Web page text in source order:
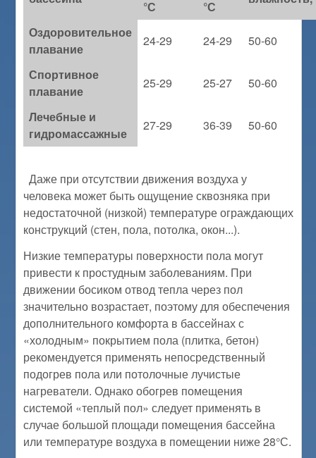
°С °С
Оздоровительное
плавание
24-29 24-29 50-60
Спортивное
плавание
25-29 25-27 50-60
Лечебные и
гидромассажные
27-29 36-39 50-60
Даже при отсутствии движения воздуха у
человека может быть ощущение сквозняка при
недостаточной (низкой) температуре ограждающих
конструкций (стен, пола, потолка, окон...).
Низкие температуры поверхности пола могут
привести к простудным заболеваниям. При
движении босиком отвод тепла через пол
значительно возрастает, поэтому для обеспечения
дополнительного комфорта в бассейнах с
«холодным» покрытием пола (плитка, бетон)
рекомендуется применять непосредственный
подогрев пола или потолочные лучистые
нагреватели. Однако обогрев помещения
системой «теплый пол» следует применять в
случае большой площади помещения бассейна
или температуре воздуха в помещении ниже 28°С.